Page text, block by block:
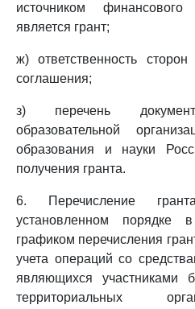
источником
является грант;
ж) ответственность
соглашения;
з) перечень
образовательной
образования и науки
получения гранта.
6. Перечисление
установленном порядке
графиком перечисления
учета операций со
являющихся участниками
территориальных